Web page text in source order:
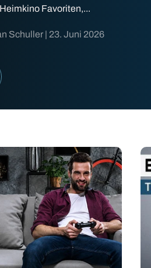
Favoriten,...
Schuller | 23. Juni 2026
BESTENLISTE 2026